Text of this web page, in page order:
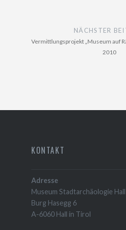
NÄCHSTER
Vermittlungsprojekt „Museum auf
2010
KONTAKT
Adresse
Museum Stadtarchäologie
Burg Hasegg 6
A-6060 Hall in Tirol